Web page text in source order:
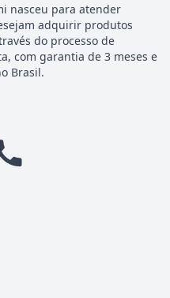
nasceu para atender
adquirir produtos
do processo de
com garantia de 3 meses e
Brasil.